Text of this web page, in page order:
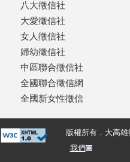
八大徵信社
大愛徵信社
女人徵信社
婦幼徵信社
中區聯合徵信社
全國聯合徵信網
全國新女性徵信
版權所有．大高雄
我們